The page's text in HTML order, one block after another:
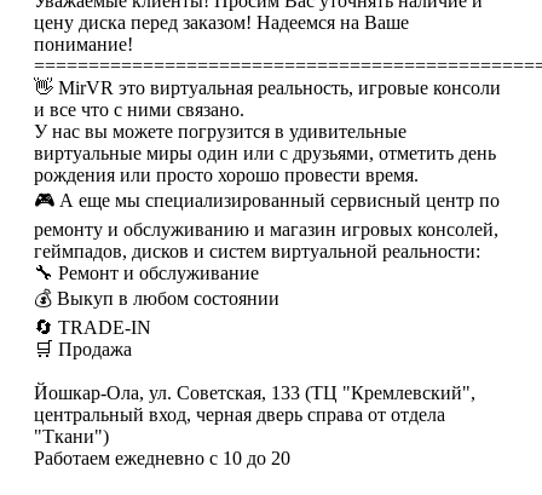
цену диска перед заказом! Надеемся на Ваше
понимание!
👋 MirVR это виртуальная реальность, игровые консоли
и все что с ними связано.
У нас вы можете погрузится в удивительные
виртуальные миры один или с друзьями, отметить день
рождения или просто хорошо провести время.
🎮 А еще мы специализированный сервисный центр по
ремонту и обслуживанию и магазин игровых консолей,
геймпадов, дисков и систем виртуальной реальности:
🔧 Ремонт и обслуживание
💰 Выкуп в любом состоянии
🔄 TRADE-IN
🛒 Продажа
Йошкар-Ола, ул. Советская, 133 (ТЦ "Кремлевский",
центральный вход, черная дверь справа от отдела
"Ткани")
Работаем ежедневно с 10 до 20